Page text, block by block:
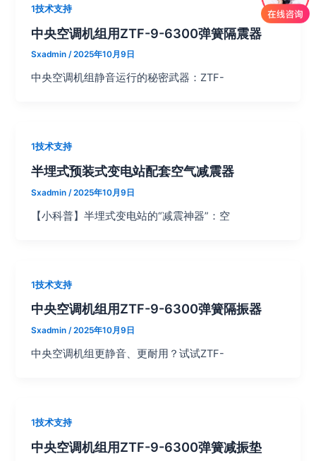
1技术支持
中央空调机组用ZTF-9-6300弹簧隔震器
Sxadmin/2025年10月9日
中央空调机组静音运行的秘密武器：ZTF-
1技术支持
半埋式预装式变电站配套空气减震器
Sxadmin/2025年10月9日
【小科普】半埋式变电站的“减震神器”：空
1技术支持
中央空调机组用ZTF-9-6300弹簧隔振器
Sxadmin/2025年10月9日
中央空调机组更静音、更耐用？试试ZTF-
1技术支持
中央空调机组用ZTF-9-6300弹簧减振垫